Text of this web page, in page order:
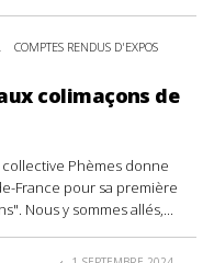
COMPTES RENDUS D'EXPOS
colimaçons de
Phèmes donne
France pour sa première
Nous y sommes allés,...